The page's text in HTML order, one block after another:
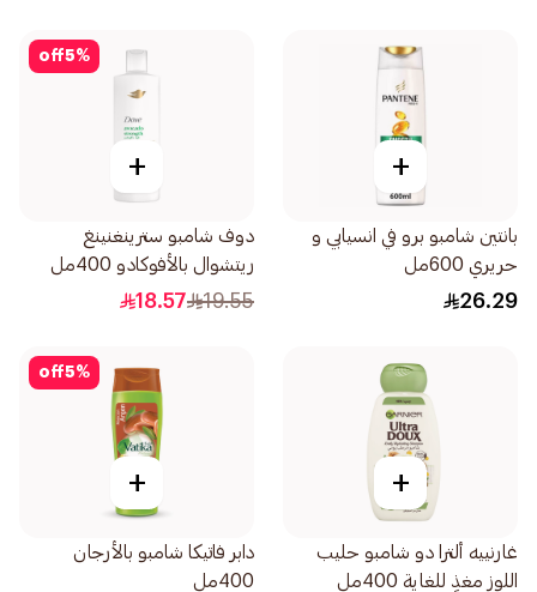
+
بانتين شامبو برو في انسيابي و
حريري 600مل
26.29
5%
off
+
دوف شامبو سترينغنينغ
ريتشوال بالأفوكادو 400مل
19.55
18.57
+
غارنييه ألترا دو شامبو حليب
اللوز مغذٍ للغاية 400مل
5%
off
+
دابر فاتيكا شامبو بالأرجان
400مل